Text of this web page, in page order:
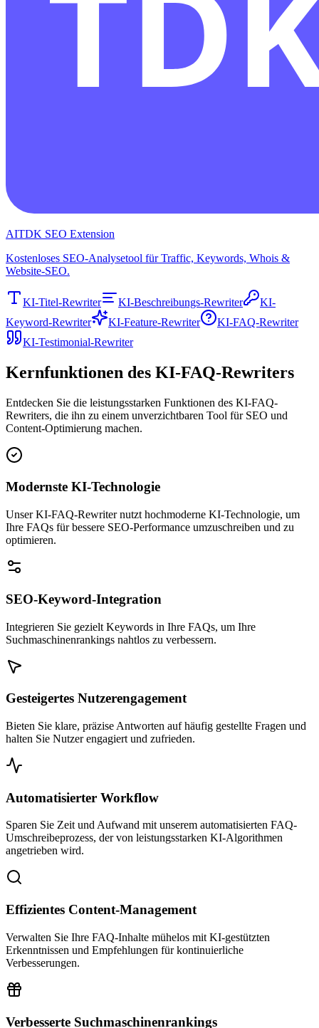
AITDK SEO Extension
Kostenloses SEO-Analysetool für Traffic, Keywords, Whois &
Website-SEO.
KI-Titel-Rewriter KI-Beschreibungs-Rewriter
KI-
Keyword-Rewriter
KI-Feature-Rewriter
KI-FAQ-Rewriter
KI-Testimonial-Rewriter
Kernfunktionen des KI-FAQ-Rewriters
Entdecken Sie die leistungsstarken Funktionen des KI-FAQ-
Rewriters, die ihn zu einem unverzichtbaren Tool für SEO und
Content-Optimierung machen.
Modernste KI-Technologie
Unser KI-FAQ-Rewriter nutzt hochmoderne KI-Technologie, um
Ihre FAQs für bessere SEO-Performance umzuschreiben und zu
optimieren.
SEO-Keyword-Integration
Integrieren Sie gezielt Keywords in Ihre FAQs, um Ihre
Suchmaschinenrankings nahtlos zu verbessern.
Gesteigertes Nutzerengagement
Bieten Sie klare, präzise Antworten auf häufig gestellte Fragen und
halten Sie Nutzer engagiert und zufrieden.
Automatisierter Workflow
Sparen Sie Zeit und Aufwand mit unserem automatisierten FAQ-
Umschreibeprozess, der von leistungsstarken KI-Algorithmen
angetrieben wird.
Effizientes Content-Management
Verwalten Sie Ihre FAQ-Inhalte mühelos mit KI-gestützten
Erkenntnissen und Empfehlungen für kontinuierliche
Verbesserungen.
Verbesserte Suchmaschinenrankings